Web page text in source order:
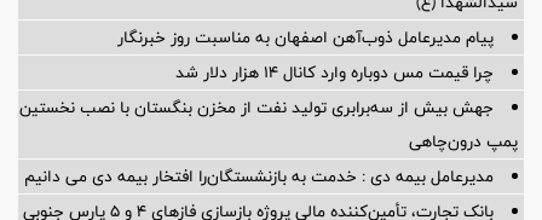
پیام مدیرعامل ذوب‌آهن اصفهان به مناسبت روز خبرنگار
چرا قیمت مس دوباره وارد کانال ۱۴ هزار دلار شد
جهش بیش از سه‌برابری تولید نفت از مخزن بنگستان با نصب نخستین
پمپ درون‌چاهی
مدیرعامل بیمه دی : خدمت به بازنشستگان‌را افتخار بیمه دی می دانیم
بانک تجارت، تأمین‌کننده مالی پروژه بازسازی فازهای ۴ و ۵ پارس جنوبی